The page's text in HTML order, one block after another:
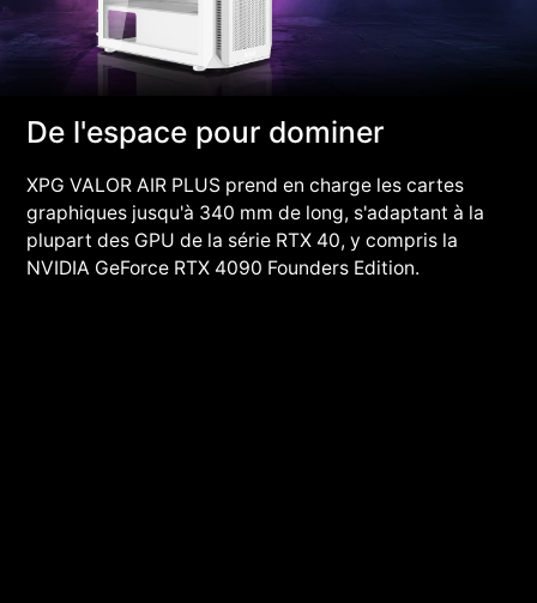
De l'espace pour dominer
XPG VALOR AIR PLUS prend en charge les cartes
graphiques jusqu'à 340 mm de long, s'adaptant à la
plupart des GPU de la série RTX 40, y compris la
NVIDIA GeForce RTX 4090 Founders Edition.